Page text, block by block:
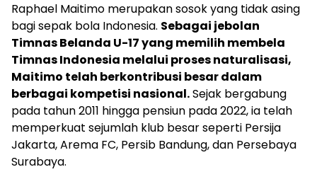
Raphael Maitimo merupakan sosok yang tidak asing
bagi sepak bola Indonesia. Sebagai jebolan
Timnas Belanda U-17 yang memilih membela
Timnas Indonesia melalui proses naturalisasi,
Maitimo telah berkontribusi besar dalam
berbagai kompetisi nasional.Sejak bergabung
pada tahun 2011 hingga pensiun pada 2022, ia telah
memperkuat sejumlah klub besar seperti Persija
Jakarta, Arema FC, Persib Bandung, dan Persebaya
Surabaya.